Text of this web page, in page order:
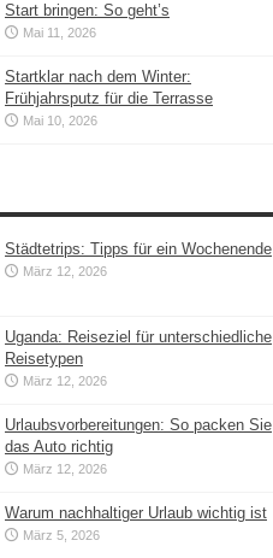
Start bringen: So geht’s
Mai 11, 2026
Startklar nach dem Winter:
Frühjahrsputz für die Terrasse
Mai 10, 2026
Städtetrips: Tipps für ein Wochenende
März 12, 2026
Uganda: Reiseziel für unterschiedliche
Reisetypen
März 12, 2026
Urlaubsvorbereitungen: So packen Sie
das Auto richtig
März 12, 2026
Warum nachhaltiger Urlaub wichtig ist
März 5, 2026